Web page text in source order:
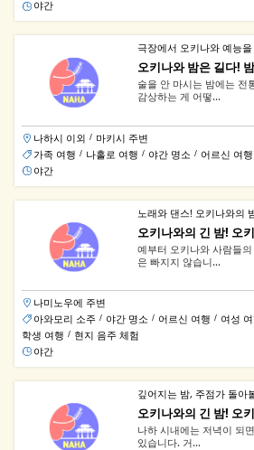
야간
극장에서 오키나와 예능을
오키나와 밤은 길다!
술을 안 마시는 밤에는 전
감상하는 게 어떻...
나하시 이외 / 마키시 주변
가족 여행 / 나홀로 여행 / 야간 명소 / 어르신 여행
야간
노래와 댄스! 오키나와의
오키나와의 긴 밤! 오
예부터 오키나와 사람들
은 빠지지 않습니...
나미노우에 주변
아와모리 소주 / 야간 명소 / 어르신 여행 / 여성
학생 여행 / 현지 음주 체험
야간
깊어지는 밤, 주점가 돌아
오키나와의 긴 밤! 오
나하 시내에는 저녁이 되
있습니다. 거...